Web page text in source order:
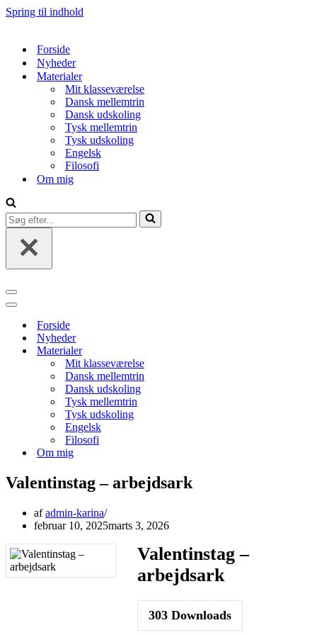
Spring til indhold
Forside
Nyheder
Materialer
Mit klasseværelse
Dansk mellemtrin
Dansk udskoling
Tysk mellemtrin
Tysk udskoling
Engelsk
Filosofi
Om mig
Søg
efter...
Navigation
menu
Navigation
Forside
Nyheder
Materialer
Mit klasseværelse
Dansk mellemtrin
Dansk udskoling
Tysk mellemtrin
Tysk udskoling
Engelsk
Filosofi
Om mig
Valentinstag – arbejdsark
afadmin-karina
februar 10, 2025marts 3, 2026
Valentinstag –
arbejdsark
303Downloads